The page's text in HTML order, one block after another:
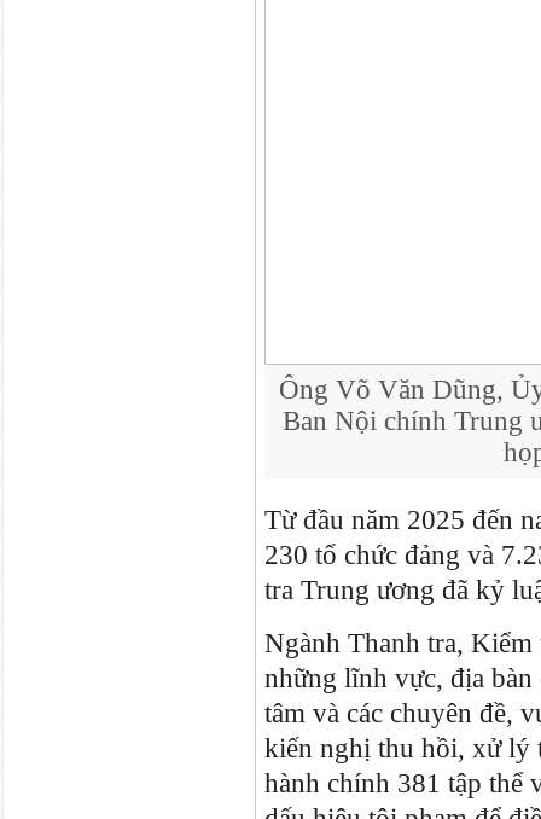
Ông Võ Văn Dũng,
Ban Nội chính Trung
Từ đầu năm 2025 đến
230 tổ chức đảng và
tra Trung ương đã kỷ
Ngành Thanh tra, Kiểm
những lĩnh vực, địa bàn
tâm và các chuyên đề,
kiến nghị thu hồi, xử lý
hành chính 381 tập thể